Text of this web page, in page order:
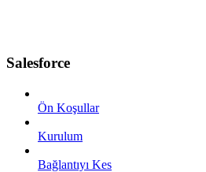
Salesforce
Ön Koşullar
Kurulum
Bağlantıyı Kes